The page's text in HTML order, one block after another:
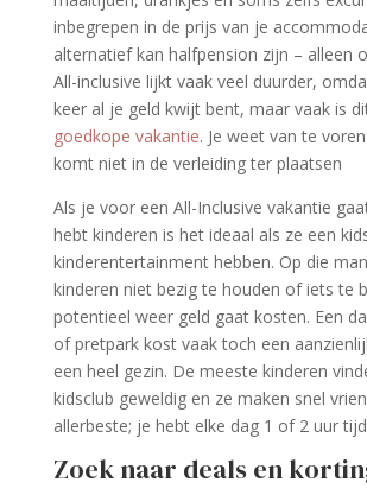
inbegrepen in de prijs van je
alternatief kan halfpension zijn – alleen
All-inclusive lijkt vaak veel duurder,
keer al je geld kwijt bent, maar vaak is
goedkope vakantie. Je weet van te
komt niet in de verleiding ter plaatsen
Als je voor een All-Inclusive vakantie
hebt kinderen is het ideaal als ze een
kinderentertainment hebben. Op die
kinderen niet bezig te houden of iets te
potentieel weer geld gaat kosten. Een
of pretpark kost vaak toch een
een heel gezin. De meeste kinderen
kidsclub geweldig en ze maken snel
allerbeste; je hebt elke dag 1 of 2 uur
Zoek naar deals en